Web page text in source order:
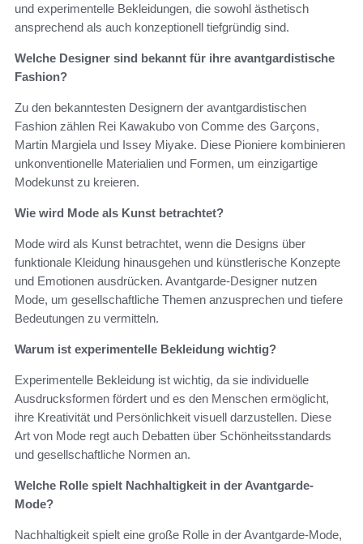
und experimentelle Bekleidungen, die sowohl ästhetisch
ansprechend als auch konzeptionell tiefgründig sind.
Welche Designer sind bekannt für ihre avantgardistische
Fashion?
Zu den bekanntesten Designern der avantgardistischen
Fashion zählen Rei Kawakubo von Comme des Garçons,
Martin Margiela und Issey Miyake. Diese Pioniere kombinieren
unkonventionelle Materialien und Formen, um einzigartige
Modekunst zu kreieren.
Wie wird Mode als Kunst betrachtet?
Mode wird als Kunst betrachtet, wenn die Designs über
funktionale Kleidung hinausgehen und künstlerische Konzepte
und Emotionen ausdrücken. Avantgarde-Designer nutzen
Mode, um gesellschaftliche Themen anzusprechen und tiefere
Bedeutungen zu vermitteln.
Warum ist experimentelle Bekleidung wichtig?
Experimentelle Bekleidung ist wichtig, da sie individuelle
Ausdrucksformen fördert und es den Menschen ermöglicht,
ihre Kreativität und Persönlichkeit visuell darzustellen. Diese
Art von Mode regt auch Debatten über Schönheitsstandards
und gesellschaftliche Normen an.
Welche Rolle spielt Nachhaltigkeit in der Avantgarde-
Mode?
Nachhaltigkeit spielt eine große Rolle in der Avantgarde-Mode,